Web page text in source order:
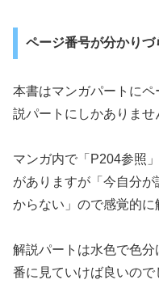
ページ番号が分かりづ
本書はマンガパートに
説パートにしかありませ
マンガ内で「P204参照
がありますが「今自分
からない」ので感覚的に
解説パートは水色で色
番に見ていけば良いの